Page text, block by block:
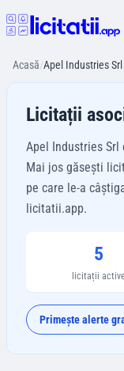
Acasă/Apel Industries Srl
Licitații
Apel Industries Srl
Mai jos găsești
pe care le-a
licitatii.app.
5
licitații active
Primește alerte